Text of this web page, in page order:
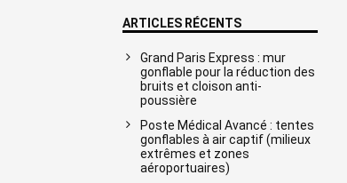
ARTICLES RÉCENTS
Grand Paris Express : mur
gonflable pour la réduction des
bruits et cloison anti-
poussière
Poste Médical Avancé : tentes
gonflables à air captif (milieux
extrêmes et zones
aéroportuaires)